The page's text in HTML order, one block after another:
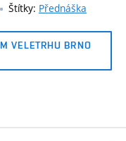
Štítky: Přednáška
VELETRHU BRNO